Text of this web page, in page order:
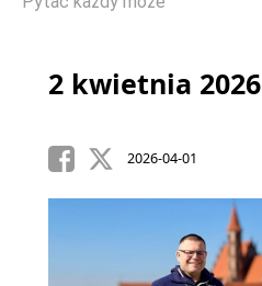
2 kwietnia 2026
2026-04-01